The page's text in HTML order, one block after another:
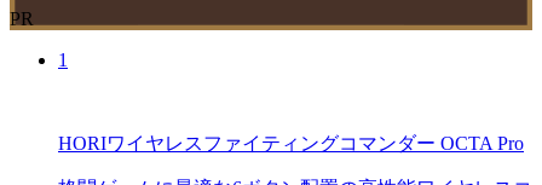
PR
1
HORIワイヤレスファイティングコマンダー OCTA Pro